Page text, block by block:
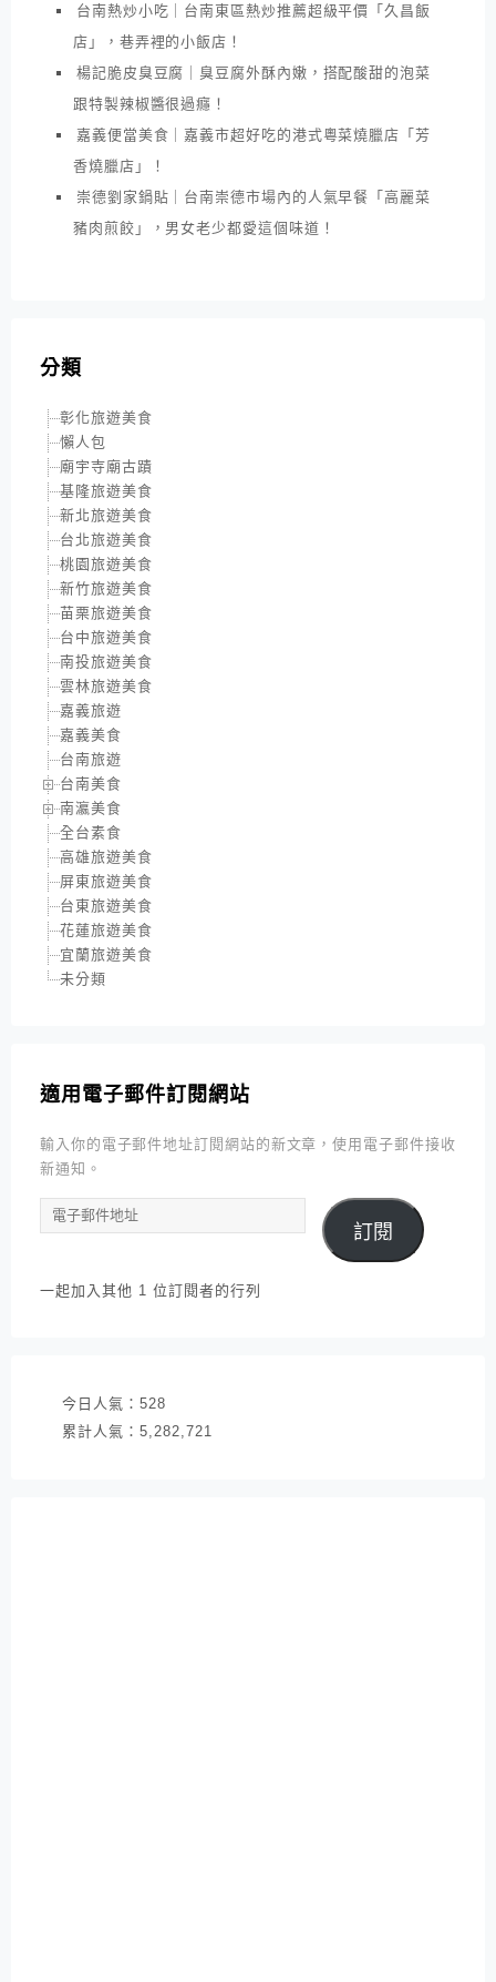
台南熱炒小吃｜台南東區熱炒推薦超級平價「久昌飯
店」，巷弄裡的小飯店！
楊記脆皮臭豆腐｜臭豆腐外酥內嫩，搭配酸甜的泡菜
跟特製辣椒醬很過癮！
嘉義便當美食｜嘉義市超好吃的港式粵菜燒臘店「芳
香燒臘店」！
崇德劉家鍋貼｜台南崇德市場內的人氣早餐「高麗菜
豬肉煎餃」，男女老少都愛這個味道！
分類
彰化旅遊美食
懶人包
廟宇寺廟古蹟
基隆旅遊美食
新北旅遊美食
台北旅遊美食
桃園旅遊美食
新竹旅遊美食
苗栗旅遊美食
台中旅遊美食
南投旅遊美食
雲林旅遊美食
嘉義旅遊
嘉義美食
台南旅遊
台南美食
南瀛美食
全台素食
高雄旅遊美食
屏東旅遊美食
台東旅遊美食
花蓮旅遊美食
宜蘭旅遊美食
未分類
適用電子郵件訂閱網站
輸入你的電子郵件地址訂閱網站的新文章，使用電子郵件接收
新通知。
電
子
件
訂閱
一起加入其他 1 位訂閱者的行列
今日人氣： 528
累計人氣： 5,282,721